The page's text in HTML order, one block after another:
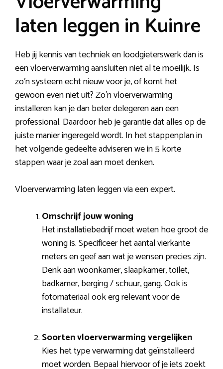
laten leggen in Kuinre
Heb jij kennis van techniek en loodgieterswerk dan is
een vloerverwarming aansluiten niet al te moeilijk. Is
zo’n systeem echt nieuw voor je, of komt het
gewoon even niet uit? Zo’n vloerverwarming
installeren kan je dan beter delegeren aan een
professional. Daardoor heb je garantie dat alles op de
juiste manier ingeregeld wordt. In het stappenplan in
het volgende gedeelte adviseren we in 5 korte
stappen waar je zoal aan moet denken.
Vloerverwarming laten leggen via een expert.
Omschrijf jouw woning
Het installatiebedrijf moet weten hoe groot de
woning is. Specificeer het aantal vierkante
meters en geef aan wat je wensen precies zijn.
Denk aan woonkamer, slaapkamer, toilet,
badkamer, berging / schuur, gang. Ook is
fotomateriaal ook erg relevant voor de
installateur.
Soorten vloerverwarming vergelijken
Kies het type verwarming dat geïnstalleerd
moet worden. Bepaal hiervoor of je iets zoekt